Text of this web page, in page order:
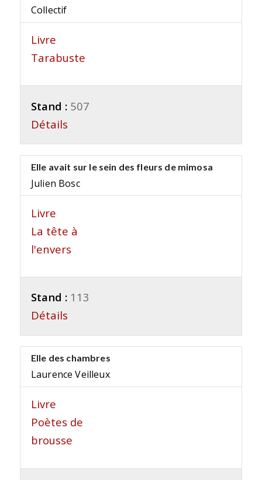
Collectif
Livre
Tarabuste
Stand : 507
Détails
Elle avait sur le sein des fleurs de mimosa
Julien Bosc
Livre
La tête à
l'envers
Stand : 113
Détails
Elle des chambres
Laurence Veilleux
Livre
Poètes de
brousse